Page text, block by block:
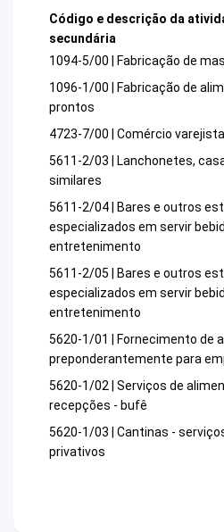
Código e descrição da
secundária
1094-5/00 | Fabricação de
1096-1/00 | Fabricação de
prontos
4723-7/00 | Comércio
5611-2/03 | Lanchonetes,
similares
5611-2/04 | Bares e outros
especializados em servir
entretenimento
5611-2/05 | Bares e outros
especializados em servir
entretenimento
5620-1/01 | Fornecimento de
preponderantemente para
5620-1/02 | Serviços de
recepções - bufê
5620-1/03 | Cantinas -
privativos